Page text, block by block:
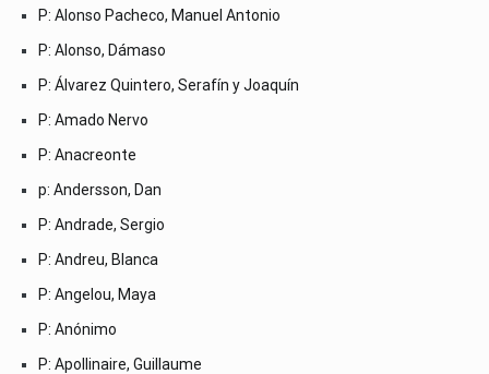
P: Alonso Pacheco, Manuel Antonio
P: Alonso, Dámaso
P: Álvarez Quintero, Serafín y Joaquín
P: Amado Nervo
P: Anacreonte
p: Andersson, Dan
P: Andrade, Sergio
P: Andreu, Blanca
P: Angelou, Maya
P: Anónimo
P: Apollinaire, Guillaume